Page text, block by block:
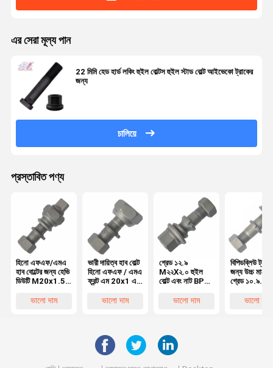
এর সেরা মূল্য পান
22 মিমি হেড হার্ড লকিং হুইল বোল্টস হুইল স্টাড বোল্ট আইভেকো ট্রাকের
জন্য
চালিয়ে
প্রস্তাবিত পণ্য
হিনো এফএফ/এমএ
হাব বোল্টের জন্য হেভি
ডিউটি M20x1.5
হিনো ট্রাকের জন্য
ভালো দাম
ভারী দায়িত্ব হাব বোল্ট
হিনো এফএফ / এমএ
ফ্রন্ট এম 20x1 এর
ভালো দাম
গ্রেড ১২.৯
M২২X২.০ হুইল
বোল্ট এবং নাট BPW
OEM0329613170
ভালো দাম
বিপিডব্লিউ
জন্য উচ্চ মানের
গ্রেড ১০.৯
বোল্ট OEM
ভালো দাম